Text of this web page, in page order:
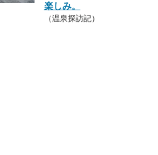
楽しみ。
（温泉探訪記）